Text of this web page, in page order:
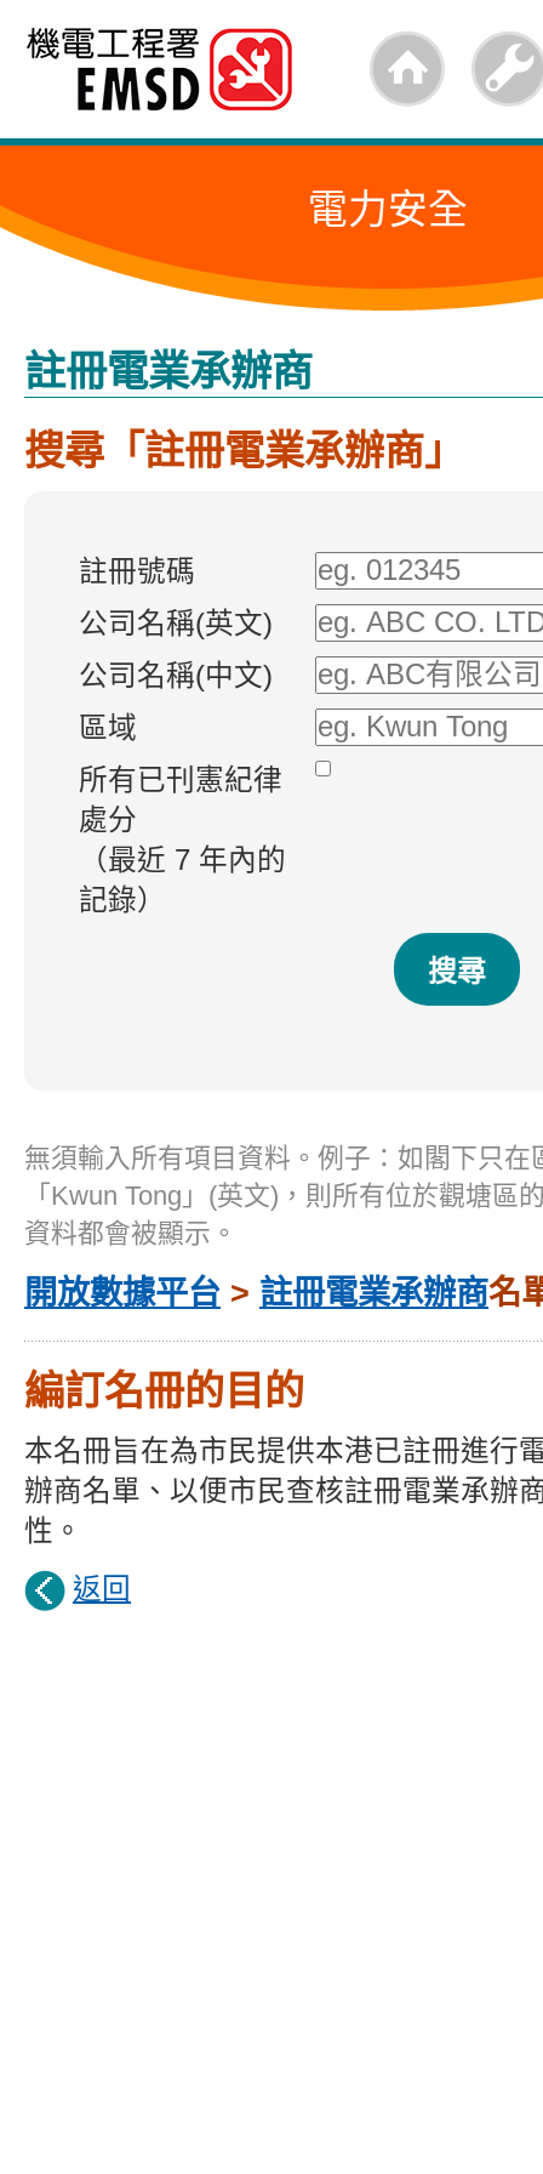
跳
內
的
始
電力安全
註冊電業承辦商
搜尋「註冊電業承辦商」
註冊號碼
公司名稱(英文)
公司名稱(中文)
區域
所有已刊憲紀律
處分
（最近 7 年內的
記錄）
無須輸入所有項目資料。例子：如閣下只在
「Kwun Tong」(英文)，則所有位於觀塘區
資料都會被顯示。
開放數據平台 > 註冊電業承辦商名
編訂名冊的目的
本名冊旨在為市民提供本港已註冊進行
辦商名單、以便市民查核註冊電業承辦
性。
返回